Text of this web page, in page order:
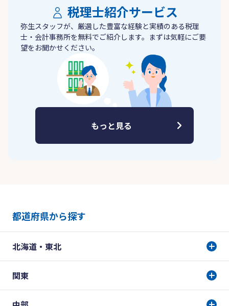
税理士紹介サービス
弥生スタッフが、厳選した豊富な経験と実績のある税理
士・会計事務所を無料でご紹介します。まずは気軽にご要
望をお聞かせください。
もっと見る
都道府県から探す
北海道・東北
関東